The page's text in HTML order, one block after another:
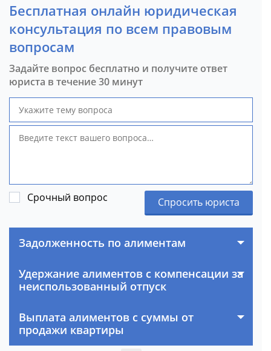
Бесплатная онлайн юридическая
консультация по всем правовым
вопросам
Задайте вопрос бесплатно и получите ответ
юриста в течение 30 минут
Срочный вопрос Спросить юриста
Задолженность по алиментам
Удержание алиментов с компенсации за
неиспользованный отпуск
Выплата алиментов с суммы от
продажи квартиры